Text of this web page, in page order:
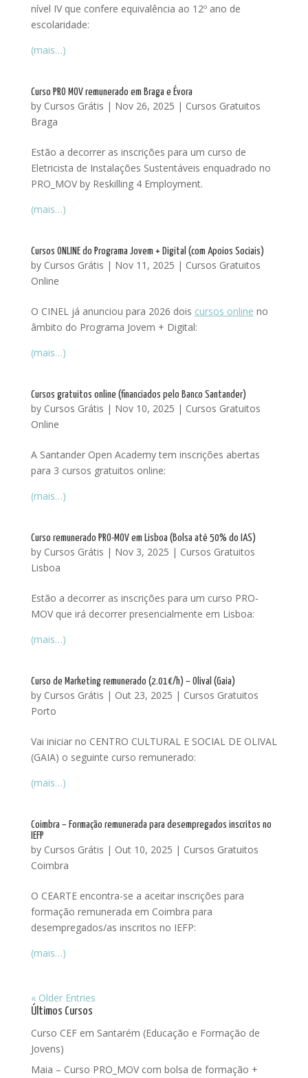
nível IV que confere equivalência ao 12º ano de
escolaridade:
(mais…)
Curso PRO MOV remunerado em Braga e Évora
by Cursos Grátis | Nov 26, 2025 | Cursos Gratuitos
Braga
Estão a decorrer as inscrições para um curso de
Eletricista de Instalações Sustentáveis enquadrado no
PRO_MOV by Reskilling 4 Employment.
(mais…)
Cursos ONLINE do Programa Jovem + Digital (com Apoios Sociais)
by Cursos Grátis | Nov 11, 2025 | Cursos Gratuitos
Online
O CINEL já anunciou para 2026 dois cursos online no
âmbito do Programa Jovem + Digital:
(mais…)
Cursos gratuitos online (financiados pelo Banco Santander)
by Cursos Grátis | Nov 10, 2025 | Cursos Gratuitos
Online
A Santander Open Academy tem inscrições abertas
para 3 cursos gratuitos online:
(mais…)
Curso remunerado PRO-MOV em Lisboa (Bolsa até 50% do IAS)
by Cursos Grátis | Nov 3, 2025 | Cursos Gratuitos
Lisboa
Estão a decorrer as inscrições para um curso PRO-
MOV que irá decorrer presencialmente em Lisboa:
(mais…)
Curso de Marketing remunerado (2.01€/h) – Olival (Gaia)
by Cursos Grátis | Out 23, 2025 | Cursos Gratuitos
Porto
Vai iniciar no CENTRO CULTURAL E SOCIAL DE OLIVAL
(GAIA) o seguinte curso remunerado:
(mais…)
Coimbra – Formação remunerada para desempregados inscritos no
IEFP
by Cursos Grátis | Out 10, 2025 | Cursos Gratuitos
Coimbra
O CEARTE encontra-se a aceitar inscrições para
formação remunerada em Coimbra para
desempregados/as inscritos no IEFP:
(mais…)
« Older Entries
Últimos Cursos
Curso CEF em Santarém (Educação e Formação de
Jovens)
Maia – Curso PRO_MOV com bolsa de formação +